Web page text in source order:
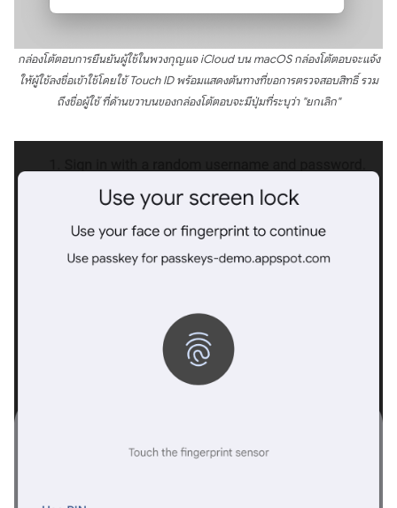
กล่องโต้ตอบการยืนยันผู้ใช้ในพวงกุญแจ iCloud บน macOS กล่องโต้ตอบจะแจ้ง
ให้ผู้ใช้ลงชื่อเข้าใช้โดยใช้ Touch ID พร้อมแสดงต้นทางที่ขอการตรวจสอบสิทธิ์ รวม
ถึงชื่อผู้ใช้ ที่ด้านขวาบนของกล่องโต้ตอบจะมีปุ่มที่ระบุว่า "ยกเลิก"